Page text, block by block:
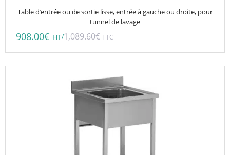
Table d’entrée ou de sortie lisse, entrée à gauche ou droite, pour
tunnel de lavage
908.00€ HT/1,089.60€ TTC